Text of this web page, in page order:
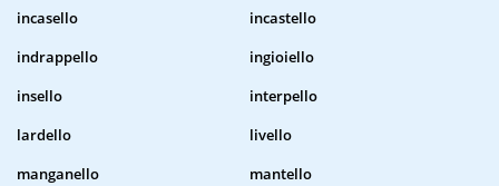
incasello
incastello
indrappello
ingioiello
insello
interpello
lardello
livello
manganello
mantello